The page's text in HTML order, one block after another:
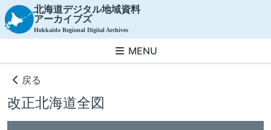
北海道デジタル地域資料
アーカイブズ
Hokkaido Regional Digital Archives
MENU
ホーム戻る
改正北海道全図